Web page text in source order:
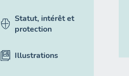
Statut, intérêt et
protection
Illustrations